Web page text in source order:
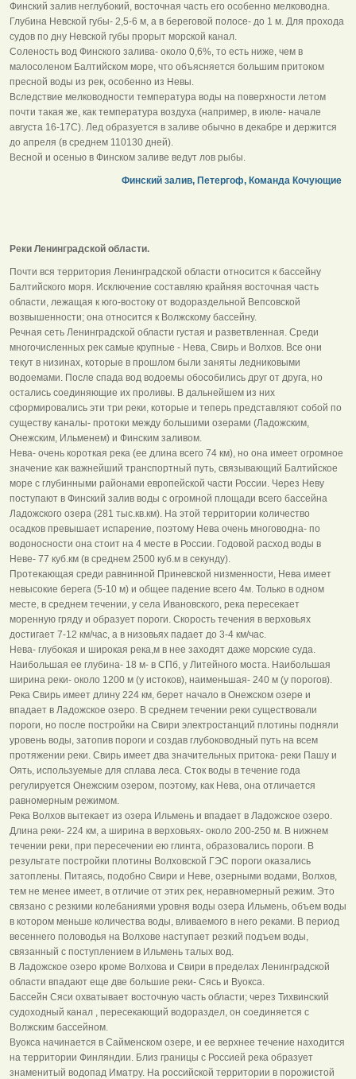
Финский залив неглубокий, восточная часть его особенно мелководна.
Глубина Невской губы- 2,5-6 м, а в береговой полосе- до 1 м. Для прохода
судов по дну Невской губы прорыт морской канал.
Соленость вод Финского залива- около 0,6%, то есть ниже, чем в
малосоленом Балтийском море, что объясняется большим притоком
пресной воды из рек, особенно из Невы.
Вследствие мелководности температура воды на поверхности летом
почти такая же, как температура воздуха (например, в июле- начале
августа 16-17С). Лед образуется в заливе обычно в декабре и держится
до апреля (в среднем 110130 дней).
Весной и осенью в Финском заливе ведут лов рыбы.
Финский залив, Петергоф, Команда Кочующие
Реки Ленинградской области.
Почти вся территория Ленинградской области относится к бассейну
Балтийского моря. Исключение составляю крайняя восточная часть
области, лежащая к юго-востоку от водораздельной Вепсовской
возвышенности; она относится к Волжскому бассейну.
Речная сеть Ленинградской области густая и разветвленная. Среди
многочисленных рек самые крупные - Нева, Свирь и Волхов. Все они
текут в низинах, которые в прошлом были заняты ледниковыми
водоемами. После спада вод водоемы обособились друг от друга, но
остались соединяющие их проливы. В дальнейшем из них
сформировались эти три реки, которые и теперь представляют собой по
существу каналы- протоки между большими озерами (Ладожским,
Онежским, Ильменем) и Финским заливом.
Нева- очень короткая река (ее длина всего 74 км), но она имеет огромное
значение как важнейший транспортный путь, связывающий Балтийское
море с глубинными районами европейской части России. Через Неву
поступают в Финский залив воды с огромной площади всего бассейна
Ладожского озера (281 тыс.кв.км). На этой территории количество
осадков превышает испарение, поэтому Нева очень многоводна- по
водоносности она стоит на 4 месте в России. Годовой расход воды в
Неве- 77 куб.км (в среднем 2500 куб.м в секунду).
Протекающая среди равнинной Приневской низменности, Нева имеет
невысокие берега (5-10 м) и общее падение всего 4м. Только в одном
месте, в среднем течении, у села Ивановского, река пересекает
моренную гряду и образует пороги. Скорость течения в верховьях
достигает 7-12 км/час, а в низовьях падает до 3-4 км/час.
Нева- глубокая и широкая река,м в нее заходят даже морские суда.
Наибольшая ее глубина- 18 м- в СПб, у Литейного моста. Наибольшая
ширина реки- около 1200 м (у истоков), наименьшая- 240 м (у порогов).
Река Свирь имеет длину 224 км, берет начало в Онежском озере и
впадает в Ладожское озеро. В среднем течении реки существовали
пороги, но после постройки на Свири электростанций плотины подняли
уровень воды, затопив пороги и создав глубоководный путь на всем
протяжении реки. Свирь имеет два значительных притока- реки Пашу и
Оять, используемые для сплава леса. Сток воды в течение года
регулируется Онежским озером, поэтому, как Нева, она отличается
равномерным режимом.
Река Волхов вытекает из озера Ильмень и впадает в Ладожское озеро.
Длина реки- 224 км, а ширина в верховьях- около 200-250 м. В нижнем
течении реки, при пересечении ею глинта, образовались пороги. В
результате постройки плотины Волховской ГЭС пороги оказались
затоплены. Питаясь, подобно Свири и Неве, озерными водами, Волхов,
тем не менее имеет, в отличие от этих рек, неравномерный режим. Это
связано с резкими колебаниями уровня воды озера Ильмень, объем воды
в котором меньше количества воды, вливаемого в него реками. В период
весеннего половодья на Волхове наступает резкий подъем воды,
связанный с поступлением в Ильмень талых вод.
В Ладожское озеро кроме Волхова и Свири в пределах Ленинградской
области впадают еще две большие реки- Сясь и Вуокса.
Бассейн Сяси охватывает восточную часть области; через Тихвинский
судоходный канал , пересекающий водораздел, он соединяется с
Волжским бассейном.
Вуокса начинается в Сайменском озере, и ее верхнее течение находится
на территории Финляндии. Близ границы с Россией река образует
знаменитый водопад Иматру. На российской территории в порожистой